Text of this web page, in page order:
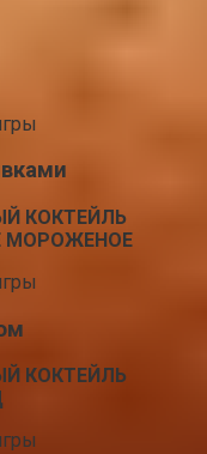
КОКТЕЙЛЬ
МОРОЖЕНОЕ
КОКТЕЙЛЬ